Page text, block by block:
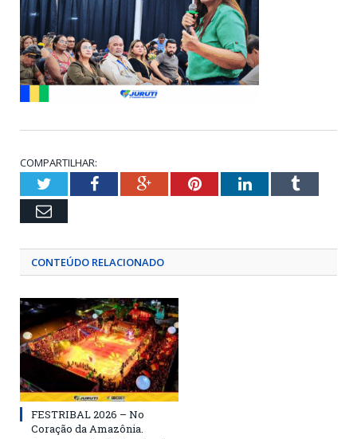
COMPARTILHAR:
TwitterFacebookGoogle+PinterestLinkedInTumblr
Email
CONTEÚDO RELACIONADO
FESTRIBAL 2026 – No
Coração da Amazônia.